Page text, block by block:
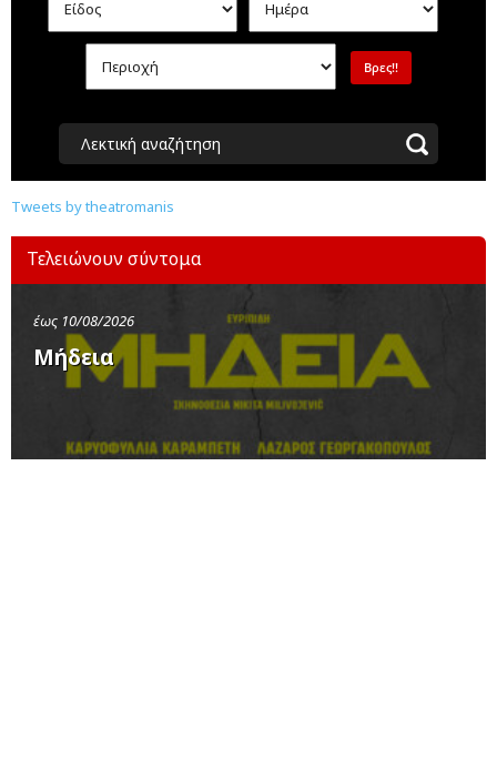
Λεκτική αναζήτηση
Tweets by theatromanis
Τελειώνουν σύντομα
έως 10/08/2026
Μήδεια